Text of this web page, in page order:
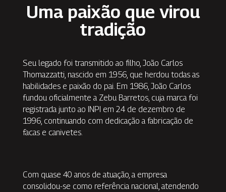
Uma paixão que virou
tradição
Seu legado foi transmitido ao filho, João Carlos
Thomazzatti, nascido em 1956, que herdou todas as
habilidades e paixão do pai. Em 1986, João Carlos
fundou oficialmente a Zebu Barretos, cuja marca foi
registrada junto ao INPI em 24 de dezembro de
1996, continuando com dedicação a fabricação de
facas e canivetes.
Com quase 40 anos de atuação, a empresa
consolidou-se como referência nacional, atendendo